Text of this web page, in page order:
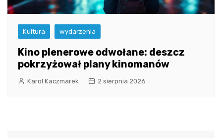
Kultura wydarzenia
Kino plenerowe odwołane: deszcz
pokrzyżował plany kinomanów
Karol Kaczmarek 2 sierpnia 2026